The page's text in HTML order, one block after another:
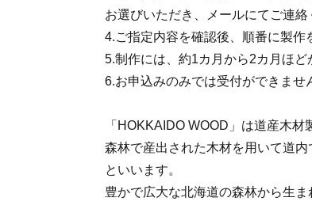
お選びいただき、メールにてご連絡
4.ご指定内容を確認後、順番に製作
5.制作には、約1カ月から2カ月ほど
6.お申込みのみでは受付ができませ
「HOKKAIDO WOOD」は道産木
森林で産出された木材を用いて道
といいます。
豊かで広大な北海道の森林から生